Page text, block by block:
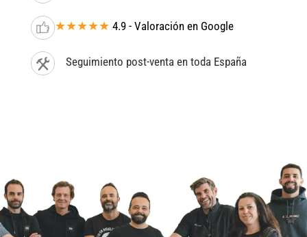
★★★★★ 4.9 - Valoración en Google
Seguimiento post-venta en toda España